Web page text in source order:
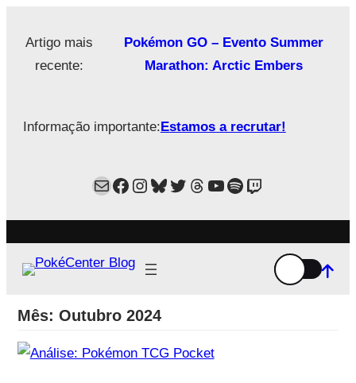
paraArtigo mais
recente:
Pokémon GO – Evento Summer
Marathon: Arctic Embers
Informação importante:Estamos a recrutar!
MailFacebook
Instagram
Bluesky
Twitter
Estamos no Threads!
YouTube
Spotify
Twitch
Mês: Outubro 2024